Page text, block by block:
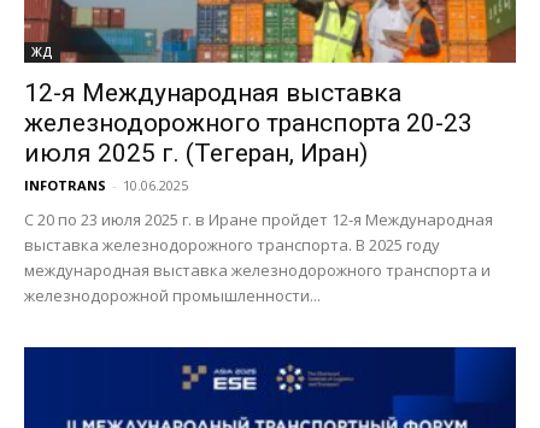
ЖД
12-я Международная выставка
железнодорожного транспорта 20-23
июля 2025 г. (Тегеран, Иран)
INFOTRANS - 10.06.2025
С 20 по 23 июля 2025 г. в Иране пройдет 12-я Международная
выставка железнодорожного транспорта. В 2025 году
международная выставка железнодорожного транспорта и
железнодорожной промышленности...